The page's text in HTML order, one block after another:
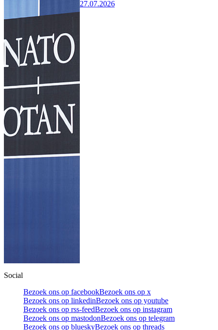
27.07.2026
Social
Bezoek ons op facebookBezoek ons op x
Bezoek ons op linkedinBezoek ons op youtube
Bezoek ons op rss-feedBezoek ons op instagram
Bezoek ons op mastodonBezoek ons op telegram
Bezoek ons op blueskyBezoek ons op threads